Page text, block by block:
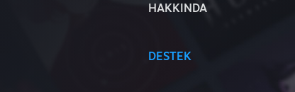
HAKKINDA
DESTEK